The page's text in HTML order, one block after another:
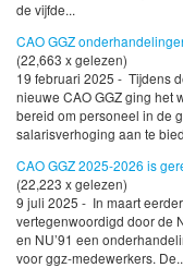
de vijfde...
CAO GGZ
(22,663 x gelezen)
19 februari 2025 - Tijdens
nieuwe CAO GGZ ging het
bereid om personeel in de
salarisverhoging aan te
CAO GGZ 2025-2026 is
(22,223 x gelezen)
9 juli 2025 - In maart
vertegenwoordigd door de
en NU’91 een
voor ggz-medewerkers.